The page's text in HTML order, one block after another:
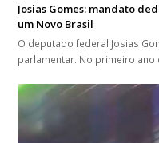
Josias Gomes: mandato
um Novo Brasil
O deputado federal Josias
parlamentar. No primeiro